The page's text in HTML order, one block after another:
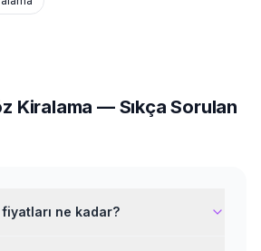
Kiralama — Sıkça Sorulan
ne kadar?